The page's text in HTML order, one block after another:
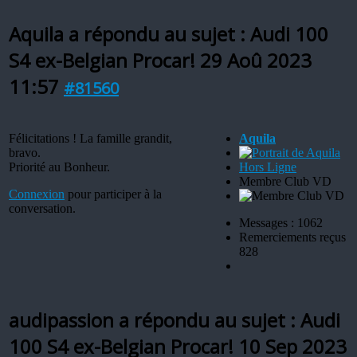
Aquila a répondu au sujet : Audi 100
S4 ex-Belgian Procar! 29 Aoû 2023
11:57 #81560
Félicitations ! La famille grandit,
bravo.
Priorité au Bonheur.
Connexion pour participer à la
conversation.
Aquila
Hors Ligne
Membre Club VD
Messages : 1062
Remerciements reçus
828
audipassion a répondu au sujet : Audi
100 S4 ex-Belgian Procar! 10 Sep 2023